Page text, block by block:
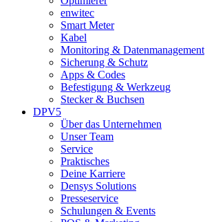
enwitec
Smart Meter
Kabel
Monitoring & Datenmanagement
Sicherung & Schutz
Apps & Codes
Befestigung & Werkzeug
Stecker & Buchsen
DPV5
Über das Unternehmen
Unser Team
Service
Praktisches
Deine Karriere
Densys Solutions
Presseservice
Schulungen & Events